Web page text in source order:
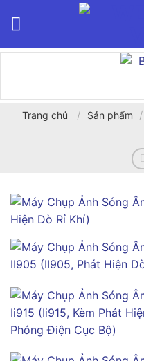
Trang chủ / Sản phẩm /